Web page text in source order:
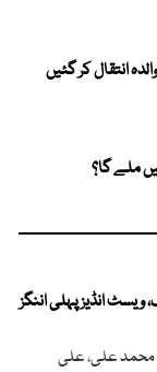
انتقال کر گئیں
ملے گا؟
انڈیز پہلی اننگز
کی جانب سے ساجد خان نے 4، محمد علی، علی